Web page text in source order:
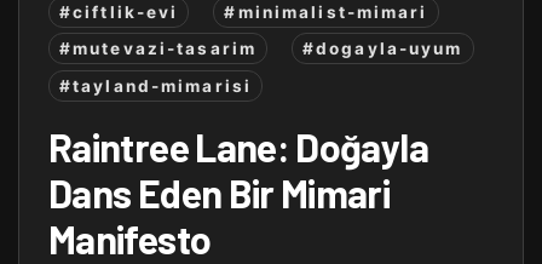
#ciftlik-evi
#minimalist-mimari
#mutevazi-tasarim
#dogayla-uyum
#tayland-mimarisi
Raintree Lane: Doğayla
Dans Eden Bir Mimari
Manifesto